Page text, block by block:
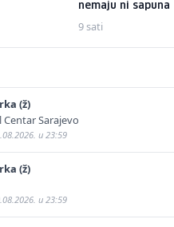
nemaju ni sapuna
9 sati
(ž)
Sarajevo
u 23:59
(ž)
u 23:59